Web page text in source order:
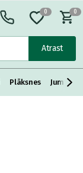
Atrast
0 0
Plāksnes Jumta